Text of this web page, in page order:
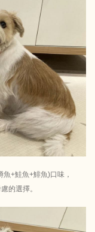
魚+鮭魚+鯡魚)口味，
的選擇。